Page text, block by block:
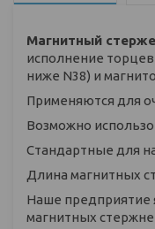
Магнитный
исполнение
ниже N38) и
Применяются для
Возможно
Стандартные для
Длина магнитных
Наше предприятие
магнитных